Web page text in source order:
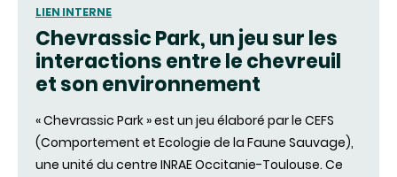
LIEN INTERNE
Chevrassic Park, un jeu sur les
interactions entre le chevreuil
et son environnement
« Chevrassic Park » est un jeu élaboré par le CEFS
(Comportement et Ecologie de la Faune Sauvage),
une unité du centre INRAE Occitanie-Toulouse. Ce